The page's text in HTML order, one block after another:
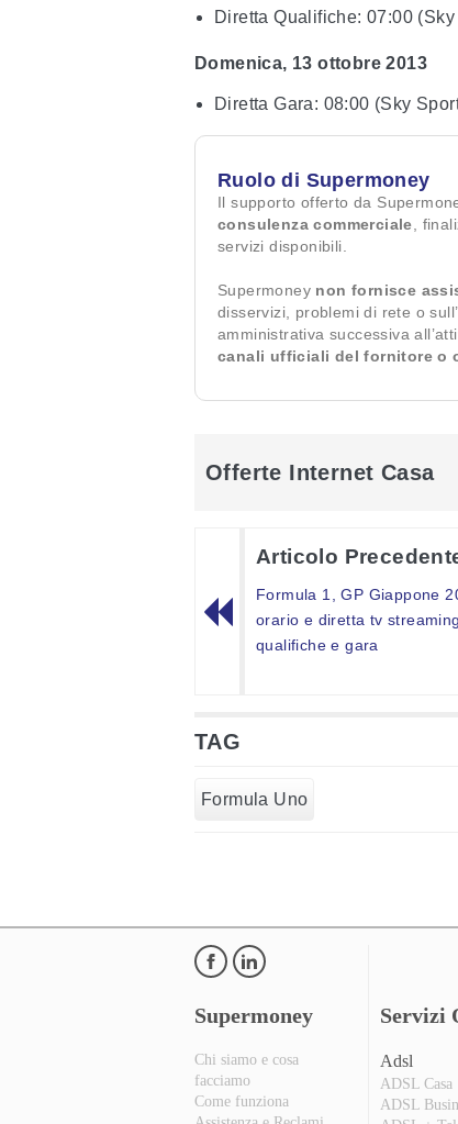
Diretta Qualifiche: 07:00
Domenica, 13 ottobre 2013
Diretta Gara: 08:00 (Sky
Ruolo di Supermoney
Il supporto offerto da
consulenza commerciale ,
servizi disponibili.
Supermoney non fornisce
disservizi, problemi di rete o
amministrativa successiva
canali ufficiali del fornitore o
Offerte Internet Casa
Articolo
Formula 1, GP Giappone
orario e diretta tv streaming
qualifiche e gara
TAG
Formula Uno
Supermoney
Chi siamo e cosa
facciamo
Come funziona
Servizi
Adsl
ADSL Casa
ADSL